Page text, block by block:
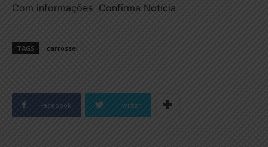
Com informações Confirma Notícia
TAGS carrossel
Facebook Twitter